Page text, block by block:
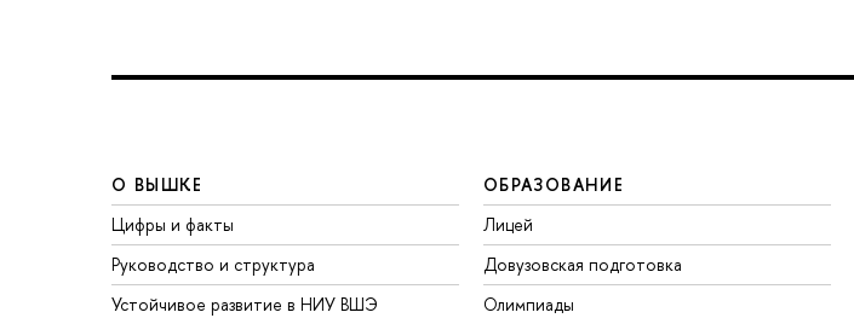
О ВЫШКЕ
Цифры и факты
Руководство и структура
Устойчивое развитие в НИУ ВШЭ
ОБРАЗОВАНИЕ
Лицей
Довузовская подготовка
Олимпиады